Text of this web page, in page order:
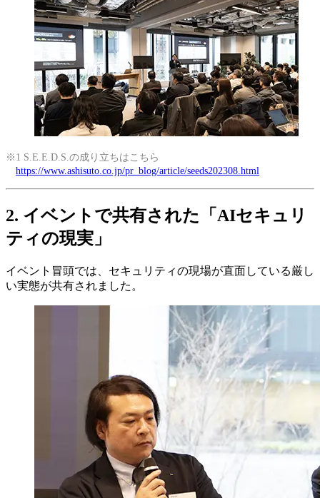
※1 S.E.E.D.S.の成り立ちはこちら
https://www.ashisuto.co.jp/pr_blog/article/seeds202308.html
2. イベントで共有された「AIセキュリ
ティの現実」
イベント冒頭では、セキュリティの現場が直面している厳し
い実態が共有されました。